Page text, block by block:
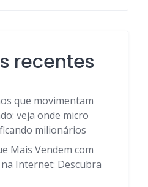
recentes
que movimentam
veja onde micro
milionários
Mais Vendem com
Internet: Descubra